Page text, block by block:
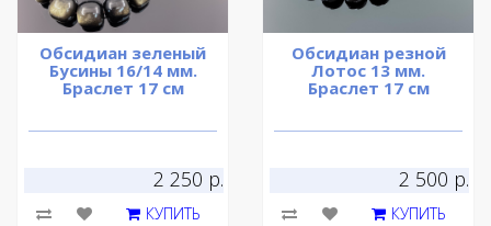
Обсидиан зеленый
Бусины 16/14 мм.
Браслет 17 см
2 250 р.
КУПИТЬ
Обсидиан резной
Лотос 13 мм.
Браслет 17 см
2 500 р.
КУПИТЬ